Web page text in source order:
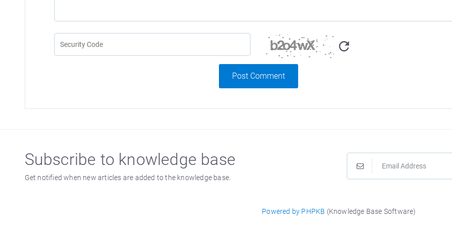
Post Comment
Subscribe to knowledge base
Get notified when new articles are added to the knowledge base.
Powered by PHPKB (Knowledge Base Software)